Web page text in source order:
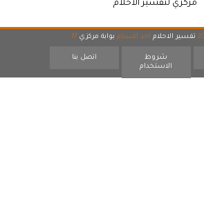
مركزي لتفسير الاحلام
تفسير الاحلام احد اقسام بوابة مركزي 17
شروط
الاستخدام
اتصل بنا